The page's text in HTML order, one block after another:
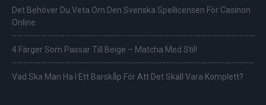
Det Behöver Du Veta Om Den Svenska Spellicensen För Casinon
Online
4 Färger Som Passar Till Beige – Matcha Med Stil!
Vad Ska Man Ha I Ett Barskåp För Att Det Skall Vara Komplett?